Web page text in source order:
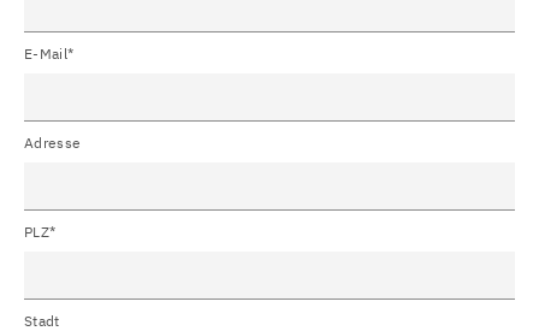
E-Mail*
Adresse
PLZ*
Stadt